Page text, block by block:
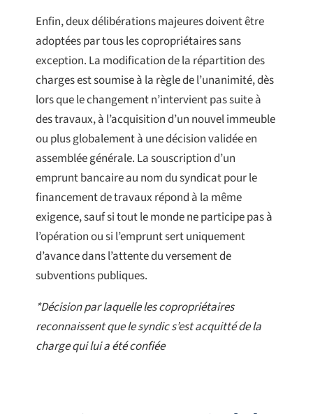
Enfin, deux délibérations majeures doivent être
adoptées par tous les copropriétaires sans
exception. La modification de la répartition des
charges est soumise à la règle de l’unanimité, dès
lors que le changement n’intervient pas suite à
des travaux, à l’acquisition d’un nouvel immeuble
ou plus globalement à une décision validée en
assemblée générale. La souscription d’un
emprunt bancaire au nom du syndicat pour le
financement de travaux répond à la même
exigence, sauf si tout le monde ne participe pas à
l’opération ou si l’emprunt sert uniquement
d’avance dans l’attente du versement de
subventions publiques.
*Décision par laquelle les copropriétaires
reconnaissent que le syndic s’est acquitté de la
charge qui lui a été confiée